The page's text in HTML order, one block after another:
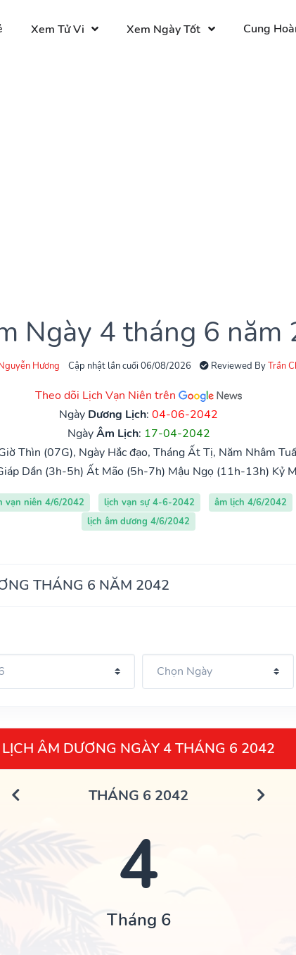
Xem Tử Vi Xem Ngày Tốt Cung
Ngày 4 tháng 6 năm
Hương Cập nhật lần cuối 06/08/2026 Reviewed ByTrần
Theo dõi Lịch Vạn Niên trên
Ngày Dương Lịch: 04-06-2042
NgàyÂm Lịch: 17-04-2042
Thìn (07G), Ngày Hắc đạo, Tháng Ất Tị, Năm Nhâm
Dần (3h-5h) Ất Mão (5h-7h) Mậu Ngọ (11h-13h) Kỷ
vạn niên 4/6/2042 lịch vạn sự 4-6-2042 âm lịch 4/6/2042
lịch âm dương 4/6/2042
THÁNG 6 NĂM 2042
LỊCH ÂM DƯƠNG NGÀY 4 THÁNG 6 2042
THÁNG 6 2042
4
Tháng 6